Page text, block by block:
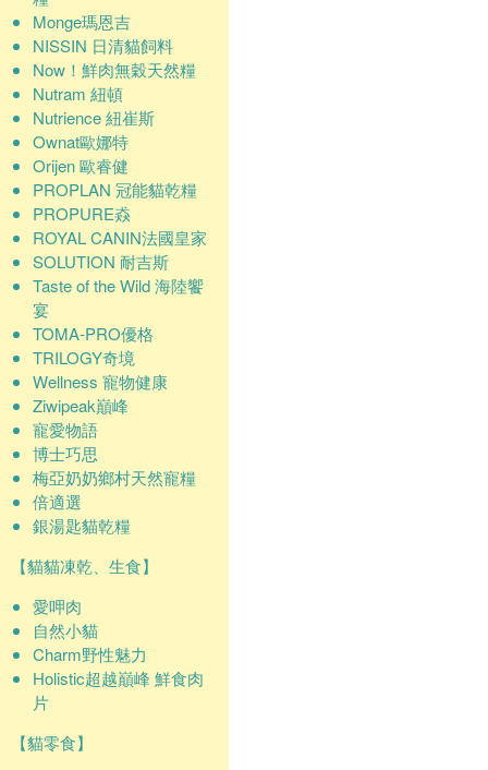
Monge瑪恩吉
NISSIN 日清貓飼料
Now！鮮肉無穀天然糧
Nutram 紐頓
Nutrience 紐崔斯
Ownat歐娜特
Orijen 歐睿健
PROPLAN 冠能貓乾糧
PROPURE猋
ROYAL CANIN法國皇家
SOLUTION 耐吉斯
Taste of the Wild 海陸饗
宴
TOMA-PRO優格
TRILOGY奇境
Wellness 寵物健康
Ziwipeak巔峰
寵愛物語
博士巧思
梅亞奶奶鄉村天然寵糧
倍適選
銀湯匙貓乾糧
【貓貓凍乾、生食】
愛呷肉
自然小貓
Charm野性魅力
Holistic超越巔峰 鮮食肉
片
【貓零食】